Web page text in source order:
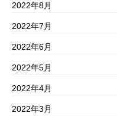
2022年8月
2022年7月
2022年6月
2022年5月
2022年4月
2022年3月